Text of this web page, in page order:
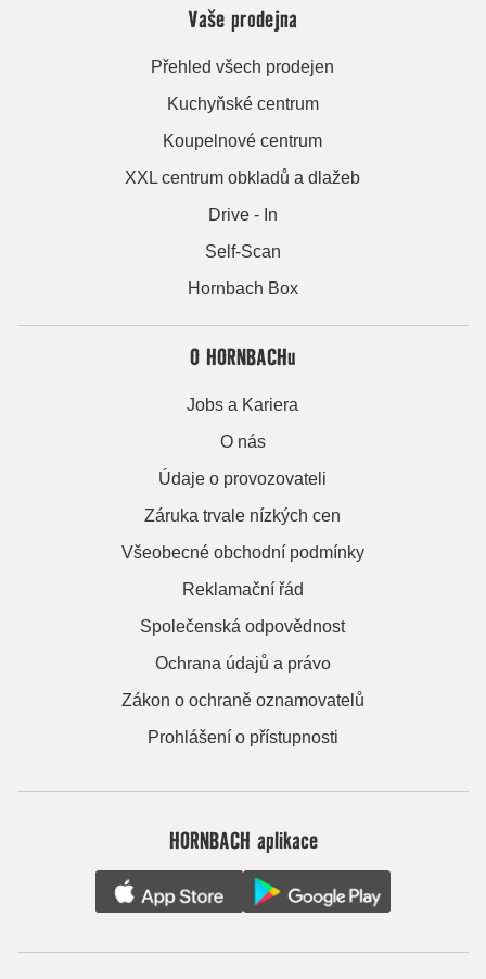
Vaše prodejna
Přehled všech prodejen
Kuchyňské centrum
Koupelnové centrum
XXL centrum obkladů a dlažeb
Drive - In
Self-Scan
Hornbach Box
O HORNBACHu
Jobs a Kariera
O nás
Údaje o provozovateli
Záruka trvale nízkých cen
Všeobecné obchodní podmínky
Reklamační řád
Společenská odpovědnost
Ochrana údajů a právo
Zákon o ochraně oznamovatelů
Prohlášení o přístupnosti
HORNBACH aplikace